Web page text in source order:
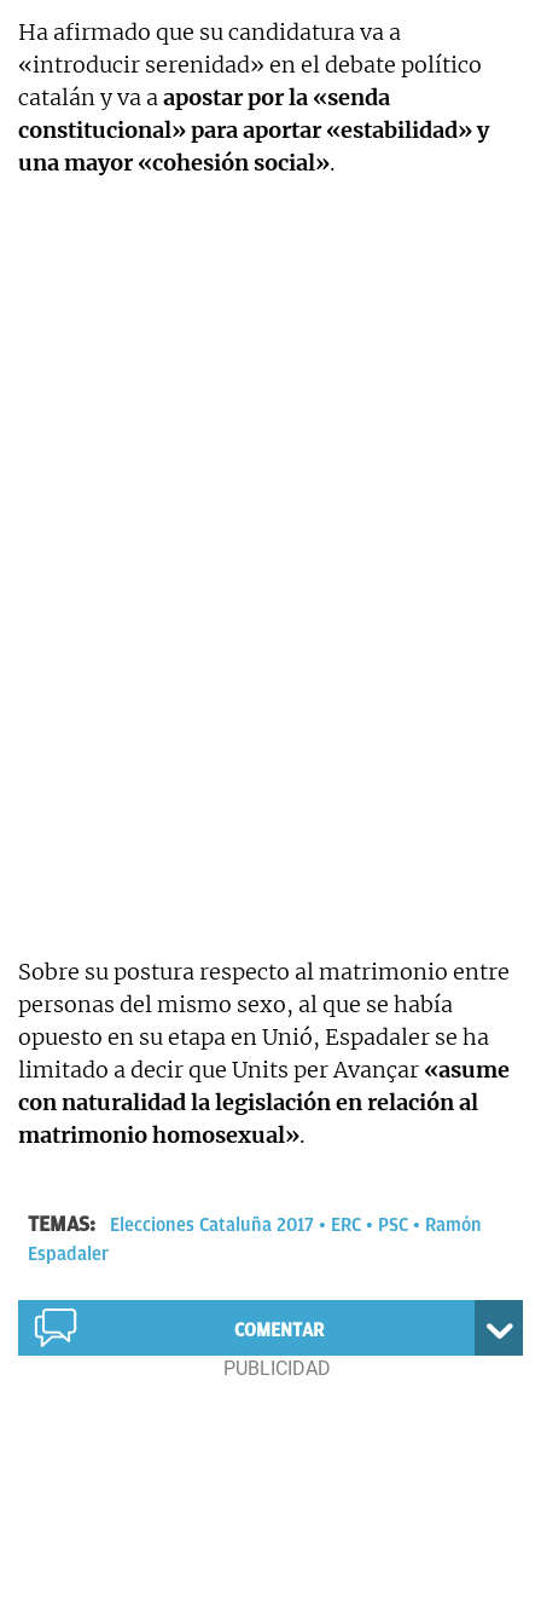
Ha afirmado que su candidatura va a
«introducir serenidad» en el debate político
catalán y va aapostar por la «senda
constitucional» para aportar «estabilidad» y
una mayor «cohesión social».
Sobre su postura respecto al matrimonio entre
personas del mismo sexo, al que se había
opuesto en su etapa en Unió, Espadaler se ha
limitado a decir que Units per Avançar «asume
con naturalidad la legislación en relación al
matrimonio homosexual».
TEMAS: Elecciones Cataluña 2017 ERC PSC
Ramón
Espadaler
COMENTAR